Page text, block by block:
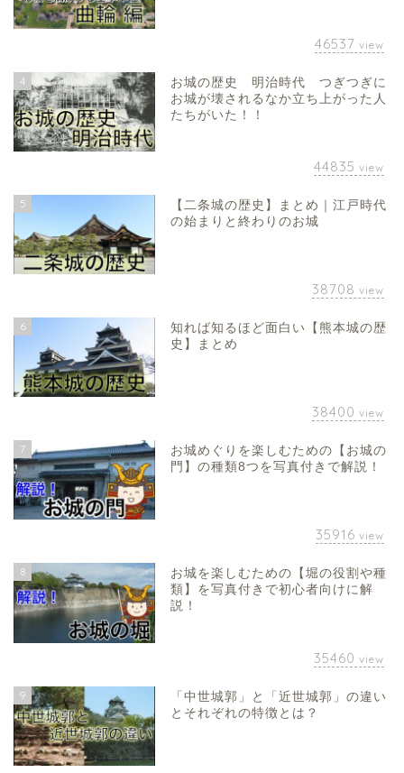
46537 view
4
お城の歴史 明治時代 つぎつぎに
お城が壊されるなか立ち上がった人
たちがいた！！
44835 view
5
【二条城の歴史】まとめ｜江戸時代
の始まりと終わりのお城
38708 view
6
知れば知るほど面白い【熊本城の歴
史】まとめ
38400 view
7
お城めぐりを楽しむための【お城の
門】の種類8つを写真付きで解説！
35916 view
8
お城を楽しむための【堀の役割や種
類】を写真付きで初心者向けに解
説！
35460 view
9
「中世城郭」と「近世城郭」の違い
とそれぞれの特徴とは？